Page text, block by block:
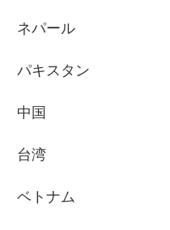
ネパール
パキスタン
中国
台湾
ベトナム